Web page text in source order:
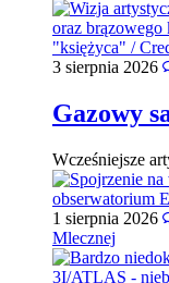
3 sierpnia 2026
Gazowy
Wcześniejsze
1 sierpnia 2026
Mlecznej